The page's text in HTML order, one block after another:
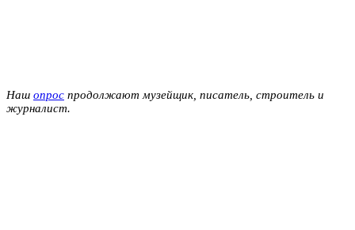
Наш опрос продолжают музейщик, писатель, строитель и
журналист.